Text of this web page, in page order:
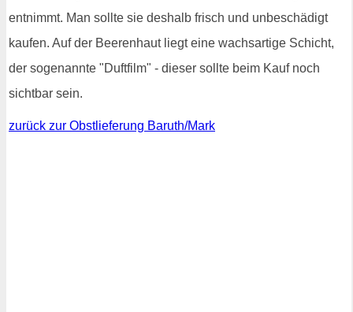
entnimmt. Man sollte sie deshalb frisch und unbeschädigt
kaufen. Auf der Beerenhaut liegt eine wachsartige Schicht,
der sogenannte "Duftfilm" - dieser sollte beim Kauf noch
sichtbar sein.
zurück zur Obstlieferung Baruth/Mark